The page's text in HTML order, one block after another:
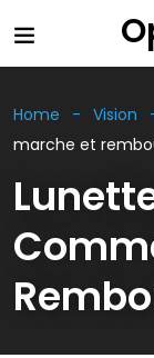
Home Vision
marche et